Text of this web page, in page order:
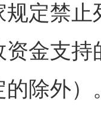
定禁
金支
的除外）